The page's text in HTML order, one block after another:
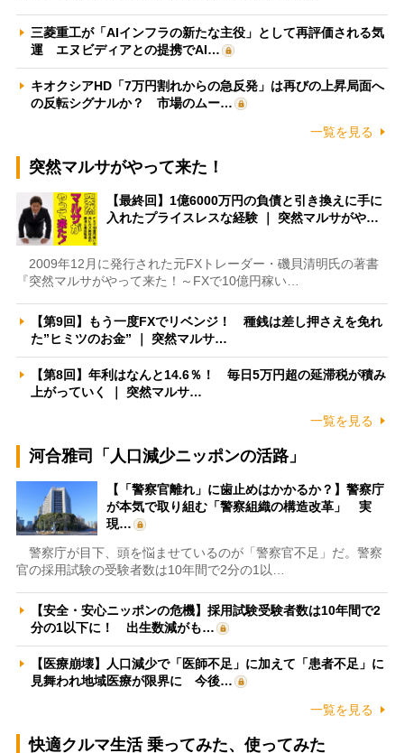
三菱重工が「AIインフラの新たな主役」として再評価される気
運 エヌビディアとの提携でAI…
キオクシアHD「7万円割れからの急反発」は再びの上昇局面へ
の反転シグナルか？ 市場のムー…
一覧を見る
突然マルサがやって来た！
【最終回】1億6000万円の負債と引き換えに手に
入れたプライスレスな経験 ｜ 突然マルサがや…
2009年12月に発行された元FXトレーダー・磯貝清明氏の著書
『突然マルサがやって来た！～FXで10億円稼い…
【第9回】もう一度FXでリベンジ！ 種銭は差し押さえを免れ
た”ヒミツのお金” ｜ 突然マルサ…
【第8回】年利はなんと14.6％！ 毎日5万円超の延滞税が積み
上がっていく ｜ 突然マルサ…
一覧を見る
河合雅司「人口減少ニッポンの活路」
【「警察官離れ」に歯止めはかかるか？】警察庁
が本気で取り組む「警察組織の構造改革」 実
現…
警察庁が目下、頭を悩ませているのが「警察官不足」だ。警察
官の採用試験の受験者数は10年間で2分の1以…
【安全・安心ニッポンの危機】採用試験受験者数は10年間で2
分の1以下に！ 出生数減がも…
【医療崩壊】人口減少で「医師不足」に加えて「患者不足」に
見舞われ地域医療が限界に 今後…
一覧を見る
快適クルマ生活 乗ってみた、使ってみた